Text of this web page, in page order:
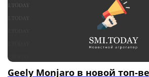
Geely Monjaro в новой топ-